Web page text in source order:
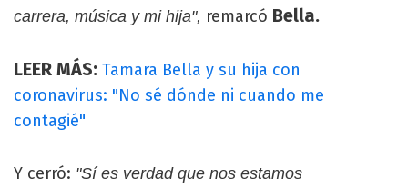
carrera, música y mi hija", remarcó Bella.
LEER MÁS: Tamara Bella y su hija con
coronavirus: "No sé dónde ni cuando me
contagié"
Y cerró: "Sí es verdad que nos estamos